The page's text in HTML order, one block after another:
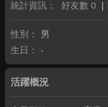
統計資訊： 好友數 0
性別：
男
生日：
-
活躍概況